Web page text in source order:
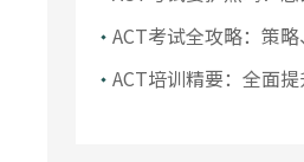
ACT考试全攻略：策
南
ACT培训精要：全面